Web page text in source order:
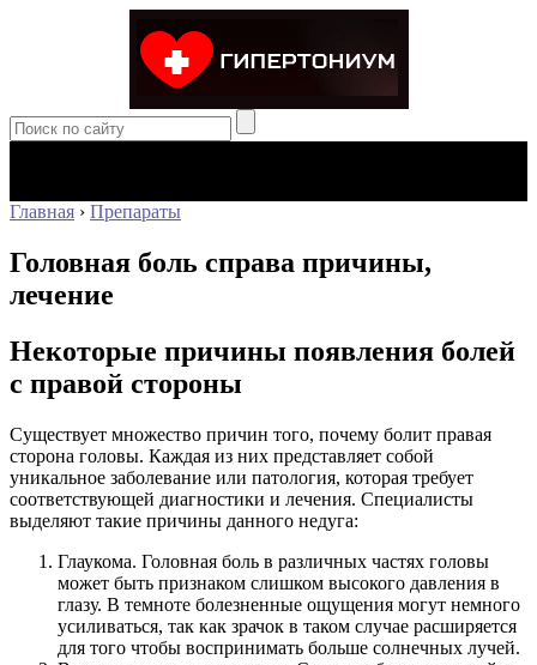
Главная › Препараты
Головная боль справа причины,
лечение
Некоторые причины появления болей
с правой стороны
Существует множество причин того, почему болит правая
сторона головы. Каждая из них представляет собой
уникальное заболевание или патология, которая требует
соответствующей диагностики и лечения. Специалисты
выделяют такие причины данного недуга:
Глаукома. Головная боль в различных частях головы
может быть признаком слишком высокого давления в
глазу. В темноте болезненные ощущения могут немного
усиливаться, так как зрачок в таком случае расширяется
для того чтобы воспринимать больше солнечных лучей.